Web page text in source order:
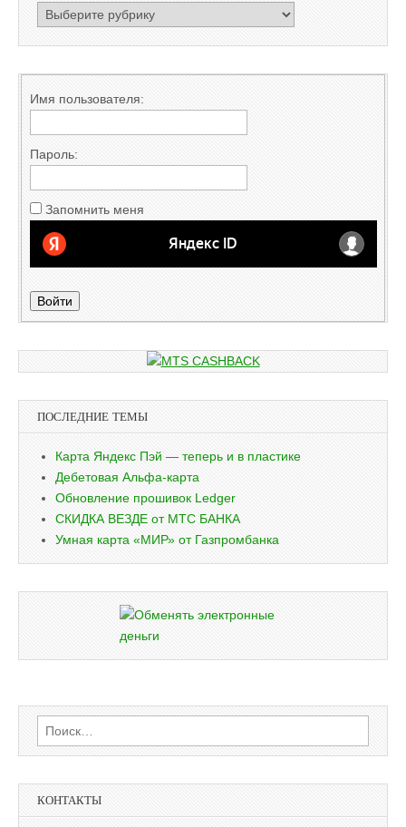
РУБРИКАТОР
Имя пользователя:
Пароль:
Запомнить меня
Войти
ПОСЛЕДНИЕ ТЕМЫ
Карта Яндекс Пэй — теперь и в пластике
Дебетовая Альфа-карта
Обновление прошивок Ledger
СКИДКА ВЕЗДЕ от МТС БАНКА
Умная карта «МИР» от Газпромбанка
Найти:
КОНТАКТЫ